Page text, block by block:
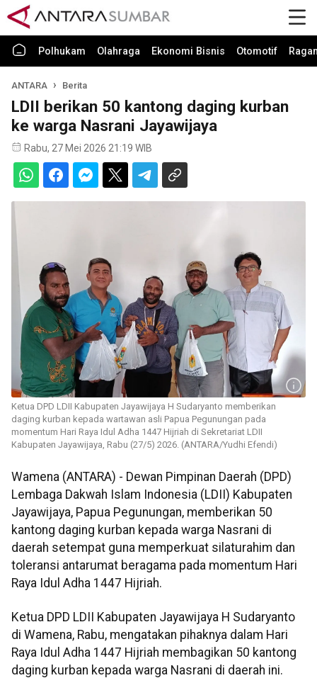
Polhukam Olahraga Ekonomi Bisnis Otomotif
ANTARA Berita
LDII berikan 50 kantong daging kurban
ke warga Nasrani Jayawijaya
Rabu, 27 Mei 2026 21:19 WIB
Ketua DPD LDII Kabupaten Jayawijaya H Sudaryanto memberikan
daging kurban kepada wartawan asli Papua Pegunungan pada
momentum Hari Raya Idul Adha 1447 Hijriah di Sekretariat LDII
Kabupaten Jayawijaya, Rabu (27/5) 2026. (ANTARA/Yudhi Efendi)
Wamena (ANTARA) - Dewan Pimpinan Daerah (DPD)
Lembaga Dakwah Islam Indonesia (LDII) Kabupaten
Jayawijaya, Papua Pegunungan, memberikan 50
kantong daging kurban kepada warga Nasrani di
daerah setempat guna memperkuat silaturahim dan
toleransi antarumat beragama pada momentum Hari
Raya Idul Adha 1447 Hijriah.
Ketua DPD LDII Kabupaten Jayawijaya H Sudaryanto
di Wamena, Rabu, mengatakan pihaknya dalam Hari
Raya Idul Adha 1447 Hijriah membagikan 50 kantong
daging kurban kepada warga Nasrani di daerah ini.